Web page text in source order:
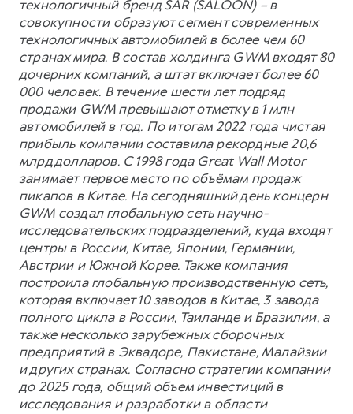
технологичный бренд SAR (SALOON) – в
совокупности образуют сегмент современных
технологичных автомобилей в более чем 60
странах мира. В состав холдинга GWM входят 80
дочерних компаний, а штат включает более 60
000 человек. В течение шести лет подряд
продажи GWM превышают отметку в 1 млн
автомобилей в год. По итогам 2022 года чистая
прибыль компании составила рекордные 20,6
млрд долларов. С 1998 года Great Wall Motor
занимает первое место по объёмам продаж
пикапов в Китае. На сегодняшний день концерн
GWM создал глобальную сеть научно-
исследовательских подразделений, куда входят
центры в России, Китае, Японии, Германии,
Австрии и Южной Корее. Также компания
построила глобальную производственную сеть,
которая включает 10 заводов в Китае, 3 завода
полного цикла в России, Таиланде и Бразилии, а
также несколько зарубежных сборочных
предприятий в Эквадоре, Пакистане, Малайзии
и других странах. Согласно стратегии компании
до 2025 года, общий объем инвестиций в
исследования и разработки в области